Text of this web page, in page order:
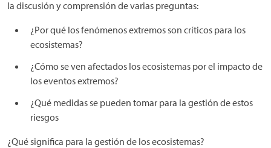
la discusión y comprensión de varias preguntas:
¿Por qué los fenómenos extremos son críticos para los
ecosistemas?
¿Cómo se ven afectados los ecosistemas por el impacto de
los eventos extremos?
¿Qué medidas se pueden tomar para la gestión de estos
riesgos
¿Qué significa para la gestión de los ecosistemas?